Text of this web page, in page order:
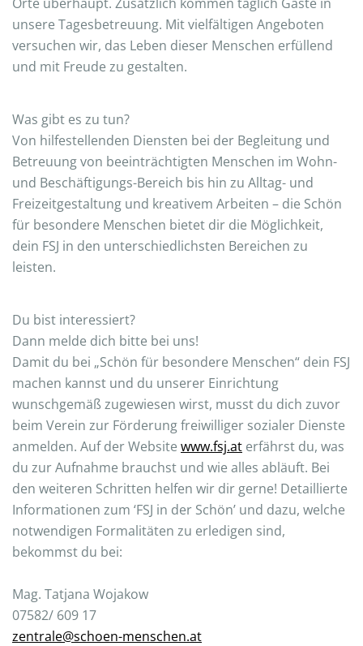
unsere Tagesbetreuung. Mit vielfältigen Angeboten
versuchen wir, das Leben dieser Menschen erfüllend
und mit Freude zu gestalten.
Was gibt es zu tun?
Von hilfestellenden Diensten bei der Begleitung und
Betreuung von beeinträchtigten Menschen im Wohn-
und Beschäftigungs-Bereich bis hin zu Alltag- und
Freizeitgestaltung und kreativem Arbeiten – die Schön
für besondere Menschen bietet dir die Möglichkeit,
dein FSJ in den unterschiedlichsten Bereichen zu
leisten.
Du bist interessiert?
Dann melde dich bitte bei uns!
Damit du bei „Schön für besondere Menschen“ dein FSJ
machen kannst und du unserer Einrichtung
wunschgemäß zugewiesen wirst, musst du dich zuvor
beim Verein zur Förderung freiwilliger sozialer Dienste
anmelden. Auf der Website www.fsj.at erfährst du, was
du zur Aufnahme brauchst und wie alles abläuft. Bei
den weiteren Schritten helfen wir dir gerne! Detaillierte
Informationen zum ‘FSJ in der Schön’ und dazu, welche
notwendigen Formalitäten zu erledigen sind,
bekommst du bei:
Mag. Tatjana Wojakow
07582/ 609 17
zentrale@schoen-menschen.at